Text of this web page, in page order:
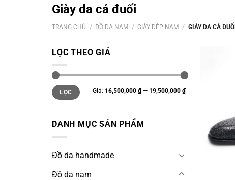
Giày da cá đuối
TRANG CHỦ / ĐỒ DA NAM / GIÀY DÉP NAM / GIÀY DA CÁ ĐUỐI
LỌC THEO GIÁ
Giá
thấp
nhất
Giá
cao
nhất
LỌC Giá: 16,500,000 ₫— 19,500,000 ₫
DANH MỤC SẢN PHẨM
Đồ da handmade
Đồ da nam